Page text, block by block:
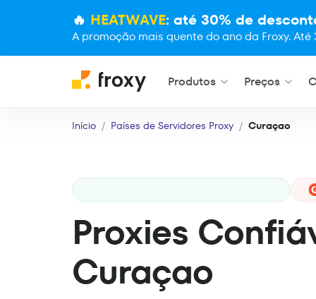
🔥 HEATWAVE: até 30% de
A promoção mais quente do ano da Froxy. Até
Produtos Preços
Início Países de Servidores Proxy Curaçao
Proxies
Curaçao